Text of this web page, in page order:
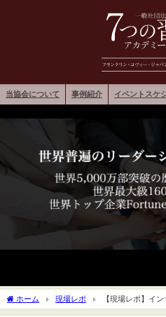
当協会について 事例紹介 イベントスケ
ホーム 現場レポ 【現場レポ】イ